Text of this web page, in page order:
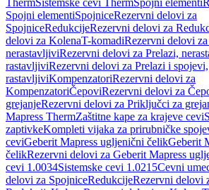
ThermSistemske cevi ThermSpojni elementi
Spojni elementiSpojniceRezervni delovi za
SpojniceRedukcijeRezervni delovi za
delovi za KolenaT-komadiRezervni delovi
nerastavljiviRezervni delovi za Prelazi,
rastavljiviRezervni delovi za Prelazi i spojevi,
rastavljiviKompenzatoriRezervni delovi za
KompenzatoriČepoviRezervni delovi za
grejanjeRezervni delovi za Priključci za
Mapress ThermZaštitne kape za krajeve cevi
zaptivkeKompleti vijaka za prirubničke
ceviGeberit Mapress ugljenični čelikGeberit
čelikRezervni delovi za Geberit Mapress
cevi 1.0034Sistemske cevi 1.0215Cevni
delovi za SpojniceRedukcijeRezervni delovi